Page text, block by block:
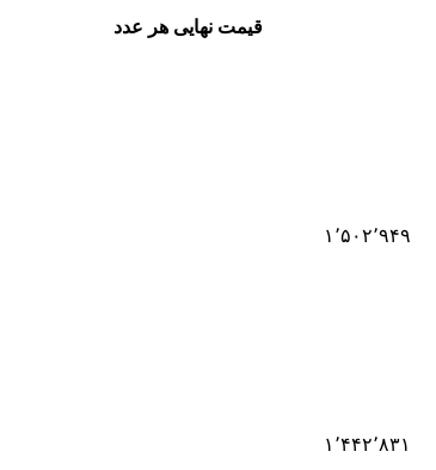
قیمت نهایی هر عدد
۱٬۵۰۲٬۹۴۹
۱٬۴۴۲٬۸۳۱